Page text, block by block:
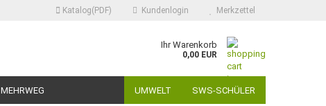
Katalog(PDF) Kundenlogin Merkzettel
Ihr Warenkorb
0,00 EUR
MEHRWEG UMWELT SWS-SCHÜLER